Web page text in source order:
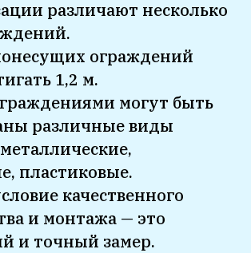
различают несколько
ограждений
1,2 м.
могут быть
различные виды
пластиковые.
качественного
и монтажа — это
и точный замер.